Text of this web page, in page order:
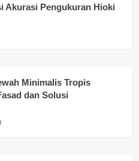
Akurasi Pengukuran Hioki
Minimalis Tropis
dan Solusi